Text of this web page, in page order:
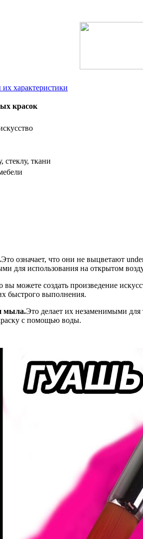
характеристики
красок
стеклу, ткани
Это означает, что они не выцветают
для использования на открытом
вы можете создать произведение
быстрого выполнения.
мыла.Это делает их незаменимыми для
с помощью воды.